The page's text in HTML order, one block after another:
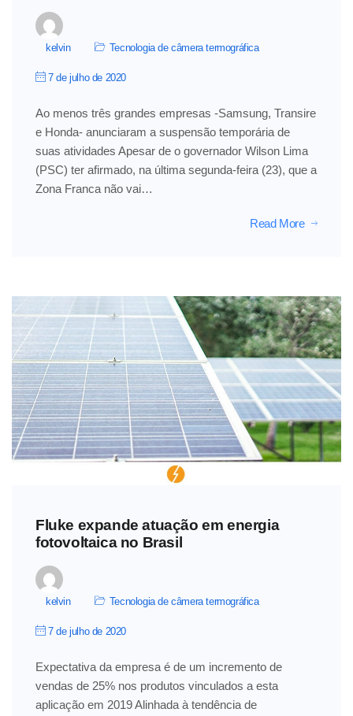
kelvin Tecnologia de câmera termográfica
7 de julho de 2020
Ao menos três grandes empresas -Samsung, Transire
e Honda- anunciaram a suspensão temporária de
suas atividades Apesar de o governador Wilson Lima
(PSC) ter afirmado, na última segunda-feira (23), que a
Zona Franca não vai…
Read More
Fluke expande atuação em energia
fotovoltaica no Brasil
kelvin Tecnologia de câmera termográfica
7 de julho de 2020
Expectativa da empresa é de um incremento de
vendas de 25% nos produtos vinculados a esta
aplicação em 2019 Alinhada à tendência de